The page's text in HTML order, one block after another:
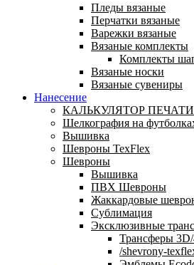
Пледы вязаные
Перчатки вязаные
Варежки вязаные
Вязаные комплекты
Комплекты
Вязаные носки
Вязаные сувениры
Нанесение
КАЛЬКУЛЯТОР ПЕЧАТИ
Шелкография на
Вышивка
Шевроны TexFlex
Шевроны
Вышивка
ПВХ Шевроны
Жаккардовые
Сублимация
Эксклюзивные
Трансферы
/shevrony-